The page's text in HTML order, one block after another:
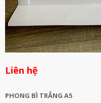
Liên hệ
PHONG BÌ TRẮNG A5